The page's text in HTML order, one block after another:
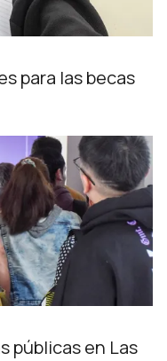
para las becas
públicas en Las